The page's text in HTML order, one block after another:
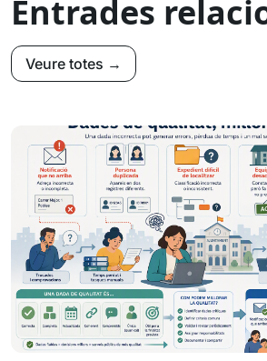
Entrades
Veure totes →